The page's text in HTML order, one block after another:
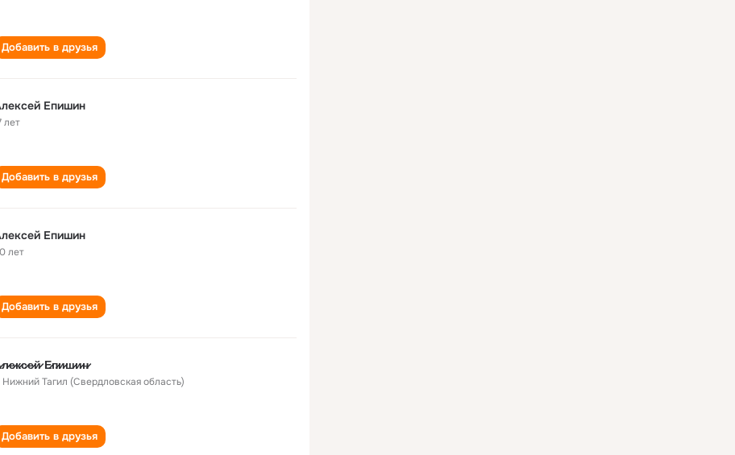
Добавить в друзья
Епишин
лет
Добавить в друзья
Епишин
лет
Добавить в друзья
Е̷п̷и̷ш̷и̷н̷
Нижний Тагил (Свердловская область)
Добавить в друзья